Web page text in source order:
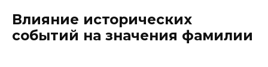
Влияние исторических
событий на значения фамилии